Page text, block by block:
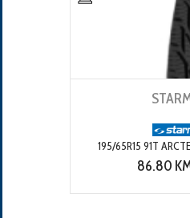
195/65R15 91T
86.80